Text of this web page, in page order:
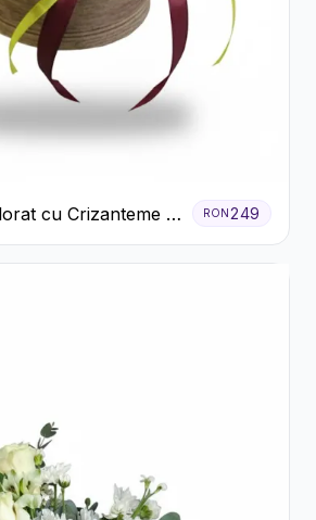
cu Crizanteme în
RON249